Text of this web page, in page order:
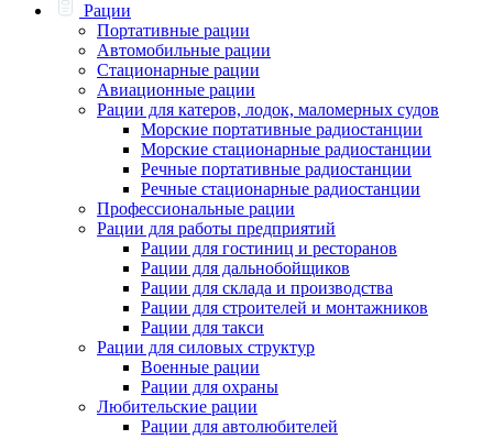
Рации
Портативные рации
Автомобильные рации
Стационарные рации
Авиационные рации
Рации для катеров, лодок, маломерных судов
Морские портативные радиостанции
Морские стационарные радиостанции
Речные портативные радиостанции
Речные стационарные радиостанции
Профессиональные рации
Рации для работы предприятий
Рации для гостиниц и ресторанов
Рации для дальнобойщиков
Рации для склада и производства
Рации для строителей и монтажников
Рации для такси
Рации для силовых структур
Военные рации
Рации для охраны
Любительские рации
Рации для автолюбителей